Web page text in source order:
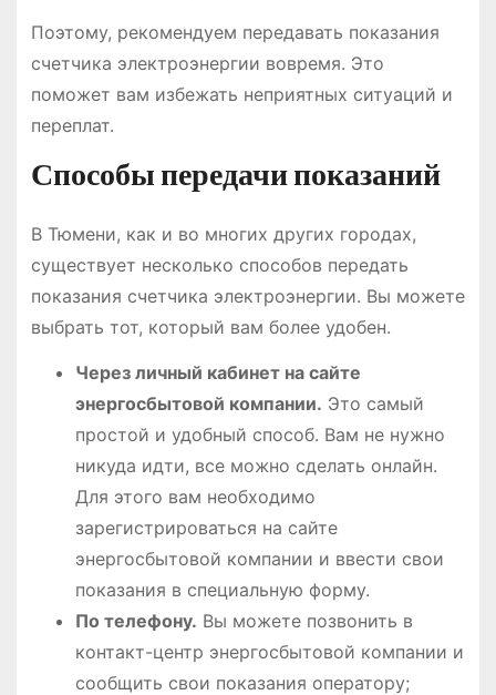
Поэтому, рекомендуем передавать показания
счетчика электроэнергии вовремя. Это
поможет вам избежать неприятных ситуаций и
переплат.
Способы передачи показаний
В Тюмени, как и во многих других городах,
существует несколько способов передать
показания счетчика электроэнергии. Вы можете
выбрать тот, который вам более удобен.
Через личный кабинет на сайте
энергосбытовой компании. Это самый
простой и удобный способ. Вам не нужно
никуда идти, все можно сделать онлайн.
Для этого вам необходимо
зарегистрироваться на сайте
энергосбытовой компании и ввести свои
показания в специальную форму.
По телефону. Вы можете позвонить в
контакт-центр энергосбытовой компании и
сообщить свои показания оператору;